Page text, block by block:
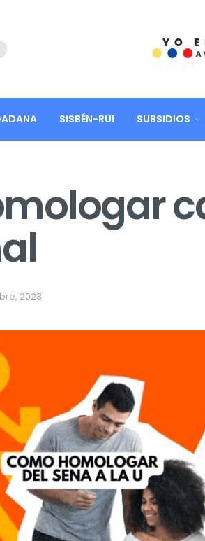
SISBÉN-RUI SUBSIDIOS
2023